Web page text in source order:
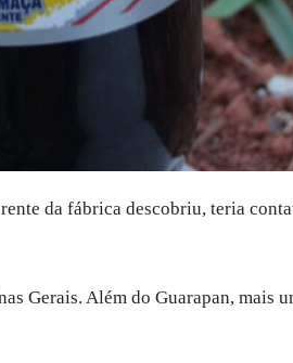
da fábrica descobriu, teria
Gerais. Além do Guarapan, mais